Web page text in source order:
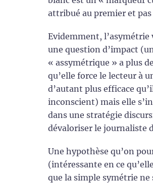
attribué au premier et pas
Evidemment, l’asymétrie
une question d’impact
« assymétrique » a plus
qu’elle force le lecteur à
d’autant plus efficace
inconscient) mais elle
dans une stratégie
dévaloriser le journaliste
Une hypothèse qu’on
(intéressante en ce
que la simple symétrie